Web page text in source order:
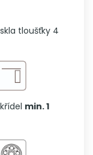
tloušťky 4
min. 1